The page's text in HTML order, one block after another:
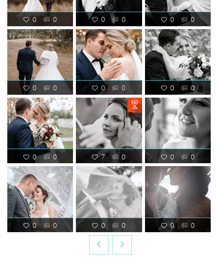
0 0 0 0 0 0
0 0 0 0 0 0
0 0 7 0 0 0
0 0 0 0 0 0
‹ ›